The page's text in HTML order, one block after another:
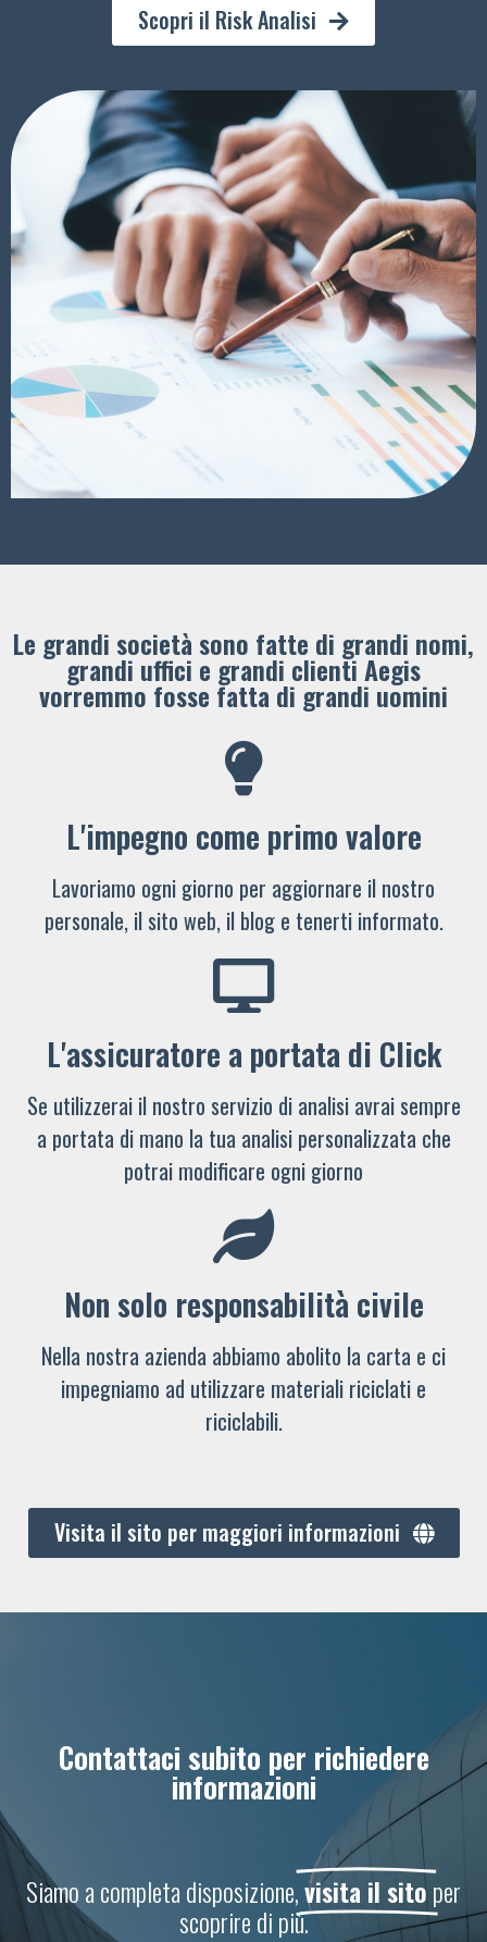
Scopri il Risk Analisi
Le grandi società sono fatte di grandi nomi,
grandi uffici e grandi clienti ​Aegis
vorremmo fosse fatta di grandi uomini
L'impegno come primo valore
Lavoriamo ogni giorno per aggiornare il nostro
personale, il sito web, il blog e tenerti informato.
L'assicuratore a portata di Click
Se utilizzerai il nostro servizio di analisi avrai sempre
a portata di mano la tua analisi personalizzata che
potrai modificare ogni giorno
Non solo responsabilità civile
Nella nostra azienda abbiamo abolito la carta e ci
impegniamo ad utilizzare materiali riciclati e
riciclabili.
Visita il sito per maggiori informazioni
Contattaci subito per richiedere
informazioni
Siamo a completa disposizione,visita il sitoper
scoprire di più.